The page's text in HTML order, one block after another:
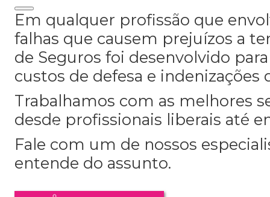
Em qualquer profissão que
falhas que causem prejuízos a
de Seguros foi desenvolvido
custos de defesa e indenizações
Trabalhamos com as melhores
desde profissionais liberais até
Fale com um de nossos
entende do assunto.